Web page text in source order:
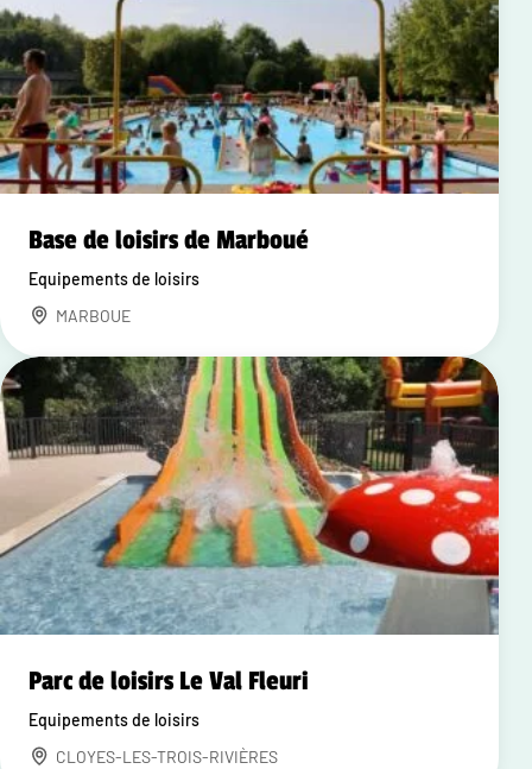
Base de loisirs de Marboué
Equipements de loisirs
MARBOUE
Parc de loisirs Le Val Fleuri
Equipements de loisirs
CLOYES-LES-TROIS-RIVIÈRES